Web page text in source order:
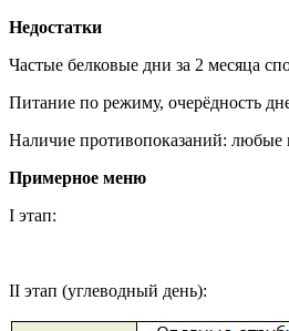
Недостатки
Частые белковые дни за 2 месяца
Питание по режиму, очерёдность
Наличие противопоказаний: любые
Примерное меню
I этап:
II этап (углеводный день):